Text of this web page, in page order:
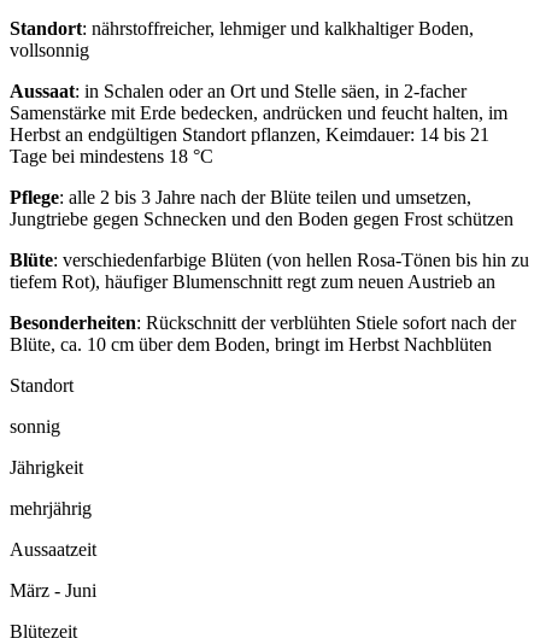
Standort: nährstoffreicher, lehmiger und kalkhaltiger Boden,
vollsonnig
Aussaat: in Schalen oder an Ort und Stelle säen, in 2-facher
Samenstärke mit Erde bedecken, andrücken und feucht halten, im
Herbst an endgültigen Standort pflanzen, Keimdauer: 14 bis 21
Tage bei mindestens 18 °C
Pflege: alle 2 bis 3 Jahre nach der Blüte teilen und umsetzen,
Jungtriebe gegen Schnecken und den Boden gegen Frost schützen
Blüte: verschiedenfarbige Blüten (von hellen Rosa-Tönen bis hin zu
tiefem Rot), häufiger Blumenschnitt regt zum neuen Austrieb an
Besonderheiten: Rückschnitt der verblühten Stiele sofort nach der
Blüte, ca. 10 cm über dem Boden, bringt im Herbst Nachblüten
Standort
sonnig
Jährigkeit
mehrjährig
Aussaatzeit
März - Juni
Blütezeit